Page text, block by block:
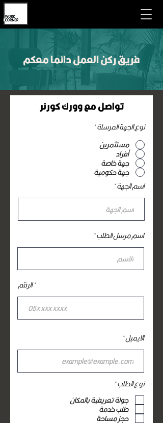
فريق ركن العمل دائما معكم
تواصل مع وورك كورنر
نوع الجهة المرسلة*
مستثمرين
أفراد
جهة خاصة
جهة حكومية
اسم الجهة
اسم مرسل الطلب
الرقم
الايميل
نوع الطلب*
ز
ا
م
جولة تعريفية بالمكان
طلب خدمة
حجز مساحة